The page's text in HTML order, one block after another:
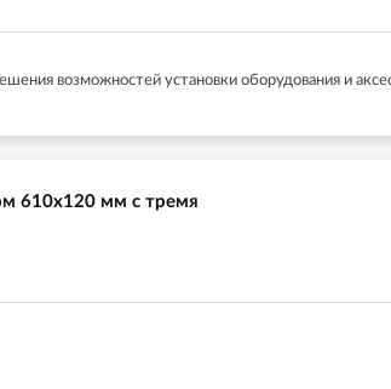
возможностей установки оборудования и
610х120 мм с тремя